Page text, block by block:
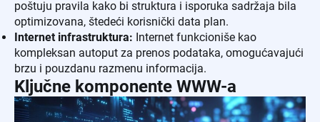
poštuju pravila kako bi struktura i isporuka sadržaja bila
optimizovana, štedeći korisnički data plan.
Internet infrastruktura: Internet funkcioniše kao
kompleksan autoput za prenos podataka, omogućavajući
brzu i pouzdanu razmenu informacija.
Ključne komponente WWW-a